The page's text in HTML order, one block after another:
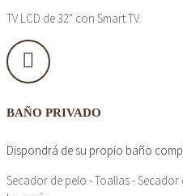
TV LCD de 32" con Smart TV.
BAÑO PRIVADO
Dispondrá de su propio baño
Secador de pelo - Toallas -